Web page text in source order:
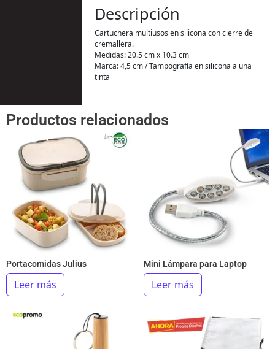
Descripción
Cartuchera multiusos en silicona con cierre de
cremallera.
Medidas: 20.5 cm x 10.3 cm
Marca: 4,5 cm / Tampografía en silicona a una
tinta
Productos relacionados
Portacomidas Julius
Leer más
Mini Lámpara para Laptop
Leer más